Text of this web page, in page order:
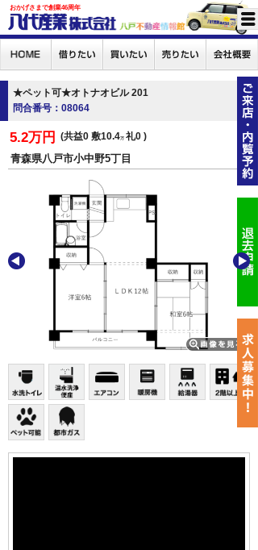
おかげさまで創業46周年
★ペット可★オトナオビル 201
問合番号：08064
5.2万円 共益0 敷10.4万 礼0
青森県八戸市小中野5丁目